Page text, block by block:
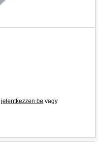
jelentkezzen be vagy